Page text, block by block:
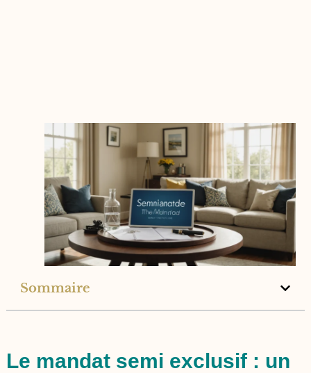
Sommaire
Le mandat semi exclusif : un